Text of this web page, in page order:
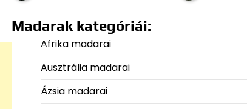
Madarak kategóriái:
Afrika madarai
Ausztrália madarai
Ázsia madarai